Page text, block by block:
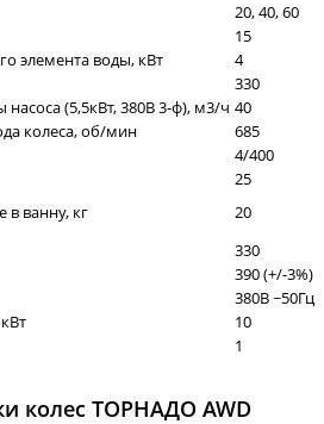
20, 40, 60
15
элемента воды, кВт
4
330
(5,5кВт, 380В 3-ф), м3/ч 40
колеса, об/мин
685
4/400
в ванну, кг
25
20
330
390 (+/-3%)
380В ~50Гц
10
1
колес ТОРНАДО AWD